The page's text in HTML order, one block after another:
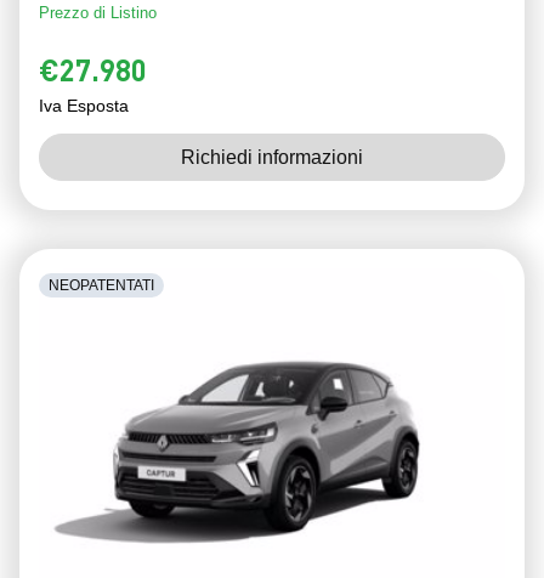
Prezzo di Listino
€27.980
Iva Esposta
Richiedi informazioni
NEOPATENTATI